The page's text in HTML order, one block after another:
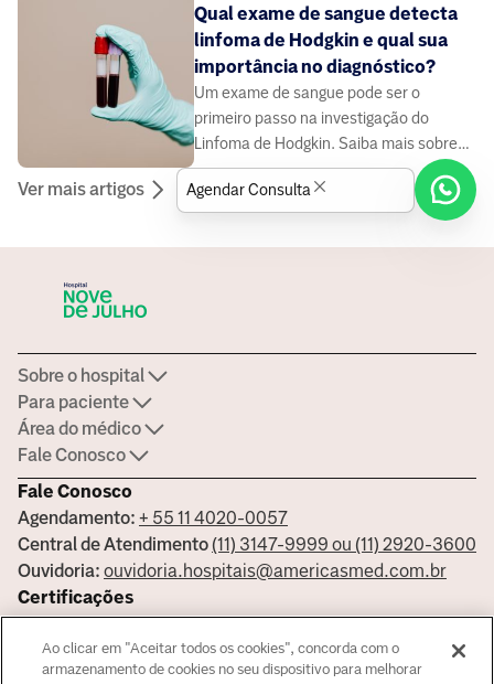
Qual exame de sangue detecta
linfoma de Hodgkin e qual sua
importância no diagnóstico?
Um exame de sangue pode ser o
primeiro passo na investigação do
Linfoma de Hodgkin. Saiba mais sobre
os sinais que ele pode indicar
Ver mais artigos
Fale Conosco
Agendamento: + 55 11 4020-0057
Central de Atendimento(11) 3147-9999 ou (11) 2920-3600
Ouvidoria: ouvidoria.hospitais@americasmed.com.br
Certificações
Sobre o hospital
Para paciente
Área do médico
Fale Conosco
Agendar Consulta
Ao clicar em "Aceitar todos os cookies", concorda com o
armazenamento de cookies no seu dispositivo para melhorar